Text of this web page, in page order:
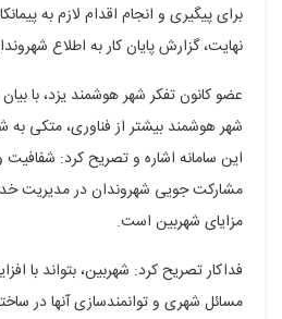
برای پیگیری و انجام اقدام لازم به
نهایت، گزارش پایان کار به اطلاع
عضو کانون تفکر شهر هوشمند یزد، با
شهر هوشمند بیشتر از فناوری، متکی به
این سامانه اشاره و تصریح کرد:
مشارکت جویی شهروندان در مدیریت
مزایای شهربین است.
فداکار تصریح کرد: شهربین، بتواند با
مسائل شهری و توانمندسازی آنها در